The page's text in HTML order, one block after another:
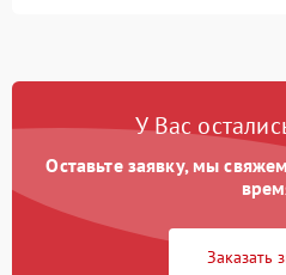
быстрая разрядка,
Неисправность зарядного
питания
У Вас
Оставьте заявку, мы
Заказать